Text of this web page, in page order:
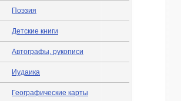
Поэзия
Детские книги
Автографы, рукописи
Иудаика
Географические карты